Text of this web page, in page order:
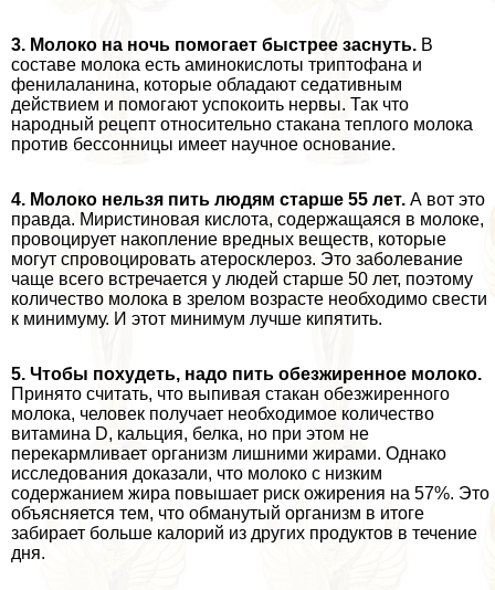
3. Молоко на ночь помогает быстрее заснуть. В
составе молока есть аминокислоты триптофана и
фенилаланина, которые обладают седативным
действием и помогают успокоить нервы. Так что
народный рецепт относительно стакана теплого молока
против бессонницы имеет научное основание.
4. Молоко нельзя пить людям старше 55 лет. А вот это
правда. Миристиновая кислота, содержащаяся в молоке,
провоцирует накопление вредных веществ, которые
могут спровоцировать атеросклероз. Это заболевание
чаще всего встречается у людей старше 50 лет, поэтому
количество молока в зрелом возрасте необходимо свести
к минимуму. И этот минимум лучше кипятить.
5. Чтобы похудеть, надо пить обезжиренное молоко.
Принято считать, что выпивая стакан обезжиренного
молока, человек получает необходимое количество
витамина D, кальция, белка, но при этом не
перекармливает организм лишними жирами. Однако
исследования доказали, что молоко с низким
содержанием жира повышает риск ожирения на 57%. Это
объясняется тем, что обманутый организм в итоге
забирает больше калорий из других продуктов в течение
дня.